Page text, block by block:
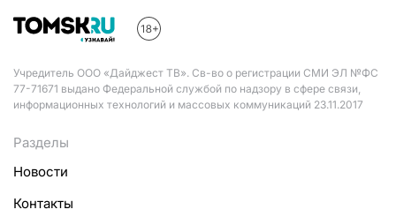
Учредитель ООО «Дайджест ТВ». Св-во о регистрации СМИ ЭЛ №ФС
77-71671 выдано Федеральной службой по надзору в сфере связи,
информационных технологий и массовых коммуникаций 23.11.2017
Разделы
Новости
Контакты